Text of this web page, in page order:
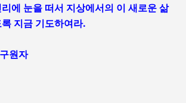
에 눈을 떠서 지상에서의 이 새로운 삶
지금 기도하여라.
원자